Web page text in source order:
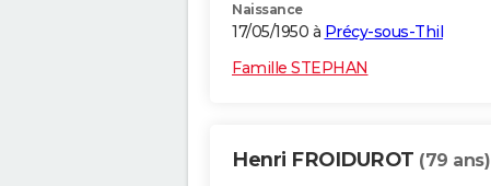
Naissance
17/05/1950 à Précy-sous-Thil
Famille STEPHAN
Henri FROIDUROT (79 ans)